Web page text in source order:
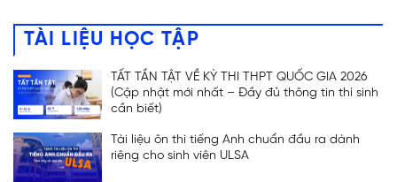
TÀI LIỆU HỌC TẬP
TẤT TẦN TẬT VỀ KỲ THI THPT QUỐC GIA 2026
(Cập nhật mới nhất – Đầy đủ thông tin thí sinh
cần biết)
Tài liệu ôn thi tiếng Anh chuẩn đầu ra dành
riêng cho sinh viên ULSA